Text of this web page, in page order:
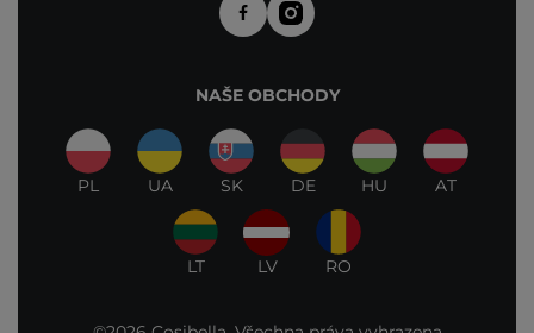
NAŠE OBCHODY
PL UA SK DE HU AT
LT LV RO